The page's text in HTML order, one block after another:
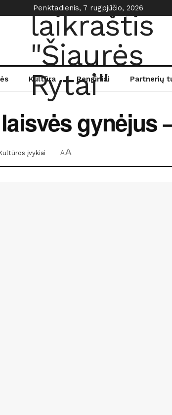
Penktadienis, 7 rugpjūčio, 2026
Kultūra Renginiai Partnerių
gynėjus
įvykiai AA